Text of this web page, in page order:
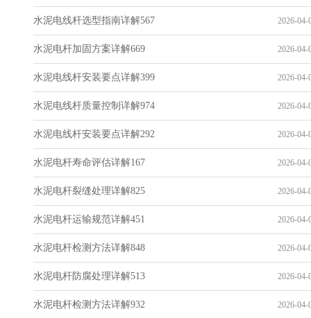
水泥电线杆选型指南详解567 2026-04-
水泥电杆加固方案详解669 2026-04-
水泥电线杆安装要点详解399 2026-04-
水泥电线杆质量控制详解974 2026-04-
水泥电线杆安装要点详解292 2026-04-
水泥电杆寿命评估详解167 2026-04-
水泥电杆裂缝处理详解825 2026-04-
水泥电杆运输规范详解451 2026-04-
水泥电杆检测方法详解848 2026-04-
水泥电杆防腐处理详解513 2026-04-
水泥电杆检测方法详解932 2026-04-